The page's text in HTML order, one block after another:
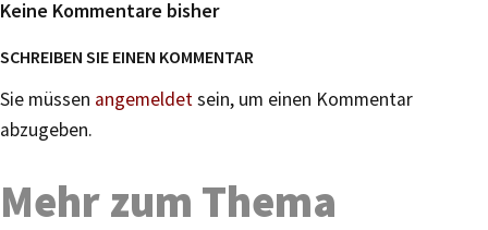
Keine Kommentare bisher
SCHREIBEN SIE EINEN KOMMENTAR
Sie müssen angemeldetsein, um einen Kommentar
abzugeben.
Mehr zum Thema